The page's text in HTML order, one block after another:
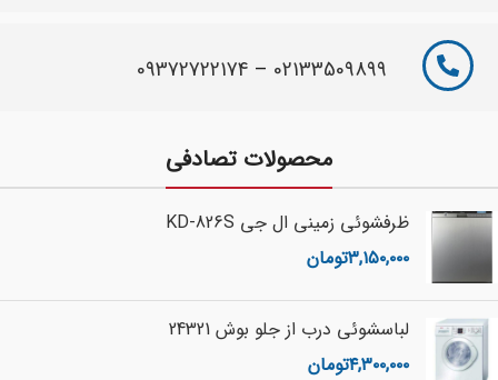
02133509899
–
09372722174
محصولات تصادفی
ظرفشوئی زمینی ال جی KD-826S
۳,۱۵۰,۰۰۰تومان
لباسشوئی درب از جلو بوش 24321
۴,۳۰۰,۰۰۰تومان